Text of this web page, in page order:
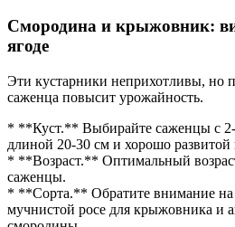
Смородина и крыжовник:
ягоде
Эти кустарники неприхотливы, но
саженца повысит урожайность.
* **Куст.** Выбирайте саженцы с
длиной 20-30 см и хорошо развитой
* **Возраст.** Оптимальный
саженцы.
* **Сорта.** Обратите внимание на
мучнистой росе для крыжовника и